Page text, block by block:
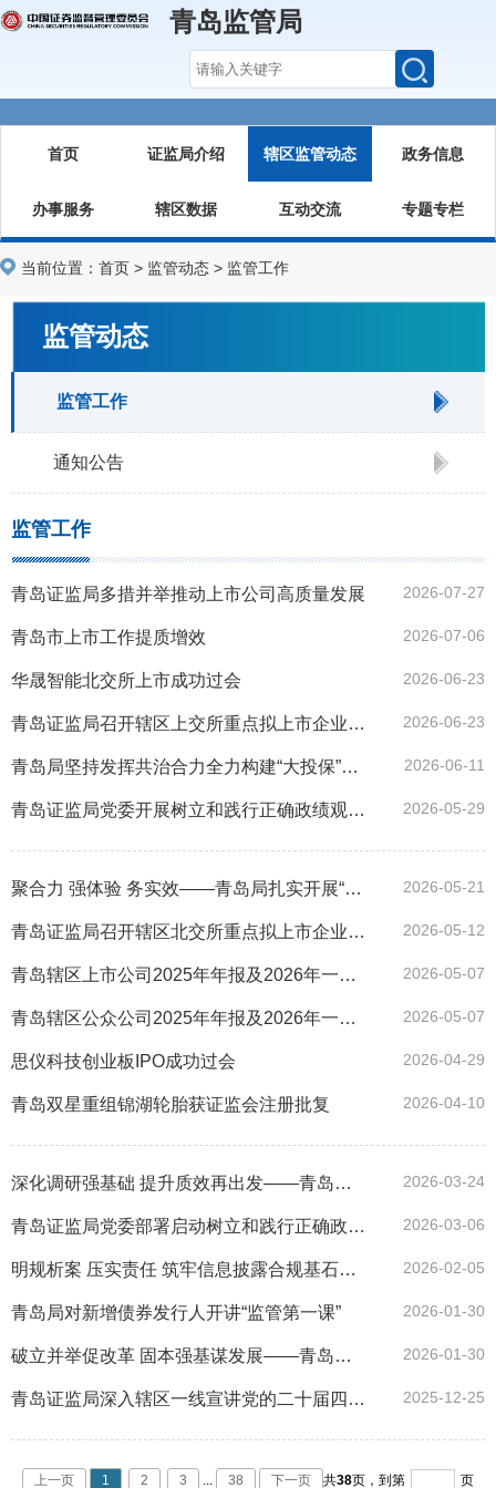
青岛监管局
首页 证监局介绍 辖区监管动态 政务信息
办事服务 辖区数据 互动交流 专题专栏
当前位置： 首页 > 监管动态 > 监管工作
监管动态
监管工作
通知公告
监管工作
青岛证监局多措并举推动上市公司高质量发展 2026-07-27
青岛市上市工作提质增效 2026-07-06
华晟智能北交所上市成功过会 2026-06-23
青岛证监局召开辖区上交所重点拟上市企业座谈会 2026-06-23
青岛局坚持发挥共治合力全力构建“大投保”工作格局 2026-06-11
青岛证监局党委开展树立和践行正确政绩观学习教育第三次学习研讨 2026-05-29
聚合力 强体验 务实效——青岛局扎实开展“5·15全国投资者保护宣传日”活动 2026-05-21
青岛证监局召开辖区北交所重点拟上市企业座谈会 2026-05-12
青岛辖区上市公司2025年年报及2026年一季报概览 2026-05-07
青岛辖区公众公司2025年年报及2026年一季报概览 2026-05-07
思仪科技创业板IPO成功过会 2026-04-29
青岛双星重组锦湖轮胎获证监会注册批复 2026-04-10
深化调研强基础 提升质效再出发——青岛证监局召开“深化调查研究建设年”总结大会暨“监管质效提升年”动员大会 2026-03-24
青岛证监局党委部署启动树立和践行正确政绩观学习教育 2026-03-06
明规析案 压实责任 筑牢信息披露合规基石——青岛证监局召开辖区上市公司2025年年报工作会议 2026-02-05
青岛局对新增债券发行人开讲“监管第一课” 2026-01-30
破立并举促改革 固本强基谋发展——青岛证监局召开监事会改革背景下审计委员会有效履职座谈会 2026-01-30
青岛证监局深入辖区一线宣讲党的二十届四中全会精神 2025-12-25
上一页 1 2 3 ... 38 下一页 共38页， 到第 页